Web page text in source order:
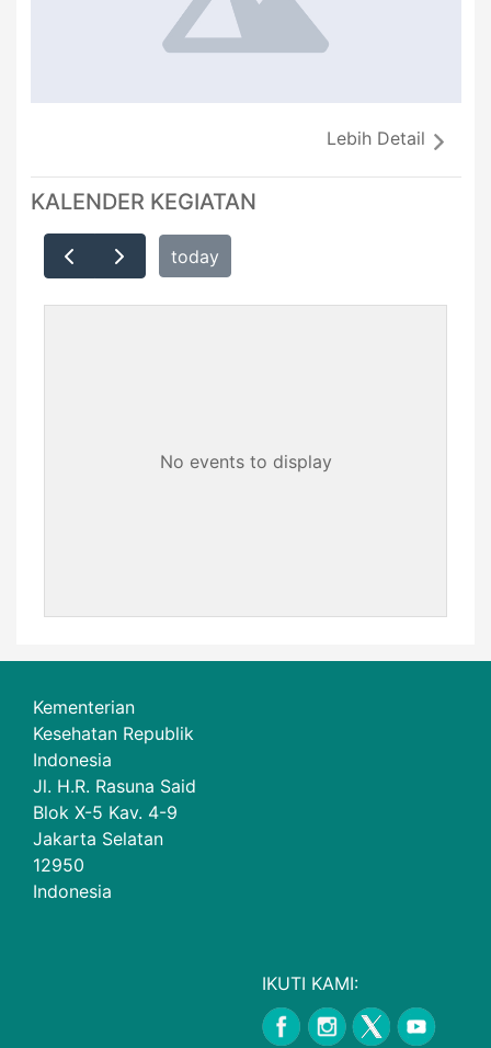
Lebih Detail
KALENDER KEGIATAN
today
No events to display
Kementerian
Kesehatan Republik
Indonesia
Jl. H.R. Rasuna Said
Blok X-5 Kav. 4-9
Jakarta Selatan
12950
Indonesia
IKUTI KAMI: